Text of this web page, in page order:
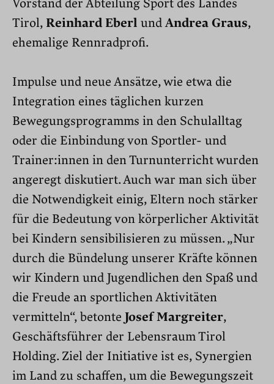
Vorstand der Abteilung Sport des Landes
Tirol, Reinhard Eberl undAndrea Graus,
ehemalige Rennradprofi.
Impulse und neue Ansätze, wie etwa die
Integration eines täglichen kurzen
Bewegungsprogramms in den Schulalltag
oder die Einbindung von Sportler- und
Trainer:innen in den Turnunterricht wurden
angeregt diskutiert. Auch war man sich über
die Notwendigkeit einig, Eltern noch stärker
für die Bedeutung von körperlicher Aktivität
bei Kindern sensibilisieren zu müssen. „Nur
durch die Bündelung unserer Kräfte können
wir Kindern und Jugendlichen den Spaß und
die Freude an sportlichen Aktivitäten
vermitteln“, betonte Josef Margreiter,
Geschäftsführer der Lebensraum Tirol
Holding. Ziel der Initiative ist es, Synergien
im Land zu schaffen, um die Bewegungszeit